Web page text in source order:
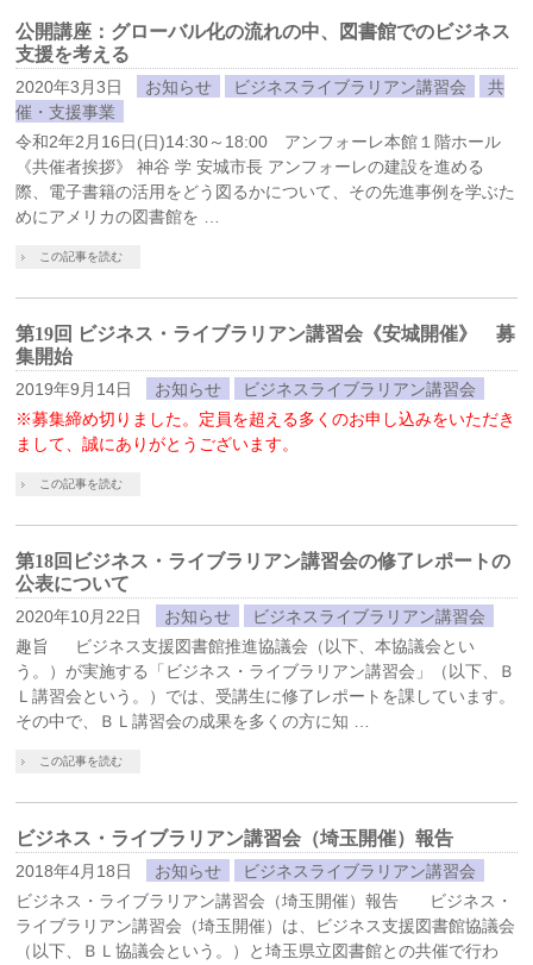
公開講座：グローバル化の流れの中、図書館でのビジネス
支援を考える
2020年3月3日 お知らせ ビジネスライブラリアン講習会
共
催・支援事業
令和2年2月16日(日)14:30～18:00 アンフォーレ本館１階ホール
《共催者挨拶》 神谷 学 安城市長 アンフォーレの建設を進める
際、電子書籍の活用をどう図るかについて、その先進事例を学ぶた
めにアメリカの図書館を …
この記事を読む
第19回 ビジネス・ライブラリアン講習会《安城開催》 募
集開始
2019年9月14日 お知らせ
ビジネスライブラリアン講習会
※募集締め切りました。定員を超える多くのお申し込みをいただき
まして、誠にありがとうございます。
この記事を読む
第18回ビジネス・ライブラリアン講習会の修了レポートの
公表について
2020年10月22日 お知らせ
ビジネスライブラリアン講習会
趣旨 ビジネス支援図書館推進協議会（以下、本協議会とい
う。）が実施する「ビジネス・ライブラリアン講習会」（以下、Ｂ
Ｌ講習会という。）では、受講生に修了レポートを課しています。
その中で、ＢＬ講習会の成果を多くの方に知 …
この記事を読む
ビジネス・ライブラリアン講習会（埼玉開催）報告
2018年4月18日 お知らせ
ビジネスライブラリアン講習会
ビジネス・ライブラリアン講習会（埼玉開催）報告 ビジネス・
ライブラリアン講習会（埼玉開催）は、ビジネス支援図書館協議会
（以下、ＢＬ協議会という。）と埼玉県立図書館との共催で行わ